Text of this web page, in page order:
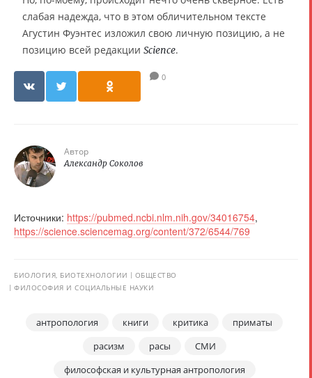
слабая надежда, что в этом обличительном тексте
Агустин Фуэнтес изложил свою личную позицию, а не
позицию всей редакции Science.
0
Автор
Александр Соколов
Источники: https://pubmed.ncbi.nlm.nih.gov/34016754,
https://science.sciencemag.org/content/372/6544/769
БИОЛОГИЯ, БИОТЕХНОЛОГИИ
ОБЩЕСТВО
ФИЛОСОФИЯ И СОЦИАЛЬНЫЕ НАУКИ
антропология книги критика
приматы
расизм
расы
СМИ
философская и культурная антропология